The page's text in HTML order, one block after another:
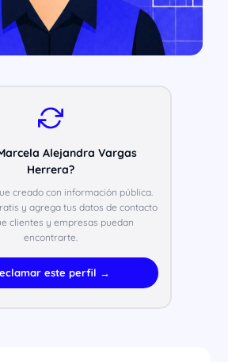
Alejandra Vargas
Herrera?
creado con información pública.
y agrega tus datos de contacto
clientes y empresas puedan
encontrarte.
este perfil →